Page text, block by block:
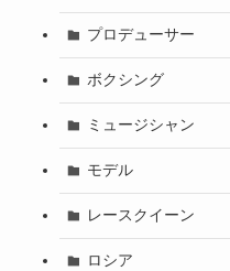
プロデューサー
ボクシング
ミュージシャン
モデル
レースクイーン
ロシア